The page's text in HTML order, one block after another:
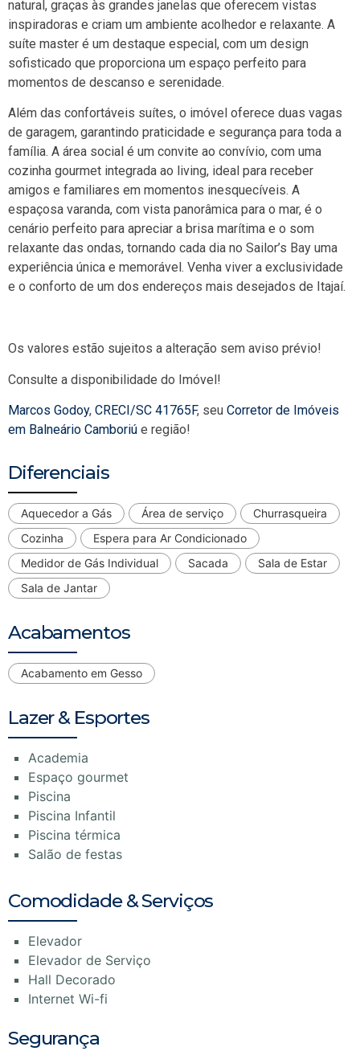
natural, graças às grandes janelas que oferecem vistas
inspiradoras e criam um ambiente acolhedor e relaxante. A
suíte master é um destaque especial, com um design
sofisticado que proporciona um espaço perfeito para
momentos de descanso e serenidade.
Além das confortáveis suítes, o imóvel oferece duas vagas
de garagem, garantindo praticidade e segurança para toda a
família. A área social é um convite ao convívio, com uma
cozinha gourmet integrada ao living, ideal para receber
amigos e familiares em momentos inesquecíveis. A
espaçosa varanda, com vista panorâmica para o mar, é o
cenário perfeito para apreciar a brisa marítima e o som
relaxante das ondas, tornando cada dia no Sailor’s Bay uma
experiência única e memorável. Venha viver a exclusividade
e o conforto de um dos endereços mais desejados de Itajaí.
Os valores estão sujeitos a alteração sem aviso prévio!
Consulte a disponibilidade do Imóvel!
Marcos Godoy, CRECI/SC 41765F, seu Corretor de Imóveis
em Balneário Camboriú e região!
Diferenciais
Aquecedor a Gás Área de serviço
Churrasqueira
Cozinha
Espera para Ar Condicionado
Medidor de Gás Individual
Sacada
Sala de Estar
Sala de Jantar
Acabamentos
Acabamento em Gesso
Lazer & Esportes
Academia
Espaço gourmet
Piscina
Piscina Infantil
Piscina térmica
Salão de festas
Comodidade & Serviços
Elevador
Elevador de Serviço
Hall Decorado
Internet Wi-fi
Segurança